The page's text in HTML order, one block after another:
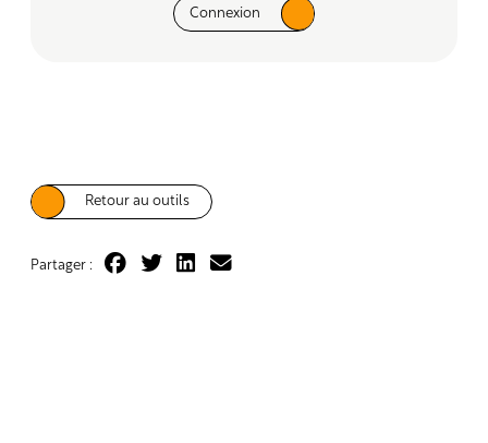
Connexion
Retour au outils
Partager :